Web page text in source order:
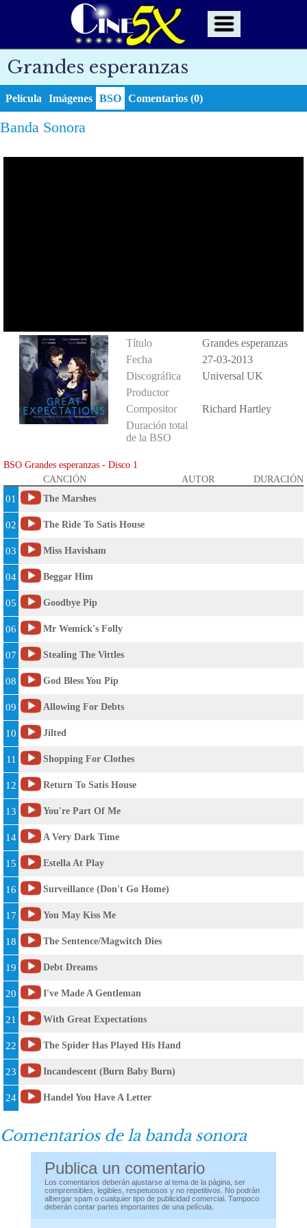
Grandes esperanzas
Película Imágenes BSO Comentarios (0)
Banda Sonora
Título
Grandes esperanzas
Fecha
27-03-2013
Discográfica
Universal UK
Productor
Compositor
Richard Hartley
Duración total
de la BSO
BSO Grandes esperanzas - Disco 1
CANCIÓN
AUTOR DURACIÓN
01 The Marshes
02 The Ride To Satis House
03 Miss Havisham
04 Beggar Him
05 Goodbye Pip
06 Mr Wemick's Folly
07 Stealing The Vittles
08 God Bless You Pip
09 Allowing For Debts
10 Jilted
11 Shopping For Clothes
12 Return To Satis House
13 You're Part Of Me
14 A Very Dark Time
15 Estella At Play
16 Surveillance (Don't Go Home)
17 You May Kiss Me
18 The Sentence/Magwitch Dies
19 Debt Dreams
20 I've Made A Gentleman
21 With Great Expectations
22 The Spider Has Played His Hand
23 Incandescent (Burn Baby Burn)
24 Handel You Have A Letter
Comentarios de la banda sonora
Publica un comentario
Los comentarios deberán ajustarse al tema de la página, ser
comprensibles, legibles, respetuosos y no repetitivos. No podrán
albergar spam o cualquier tipo de publicidad comercial. Tampoco
deberán contar partes importantes de una película.